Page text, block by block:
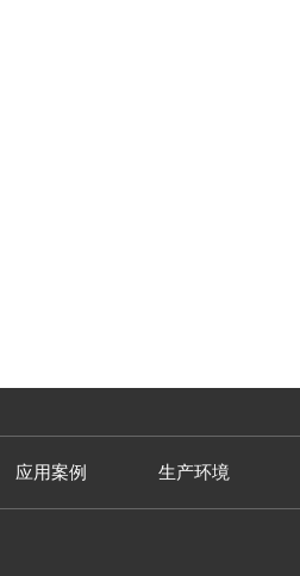
应用案例 生产环境